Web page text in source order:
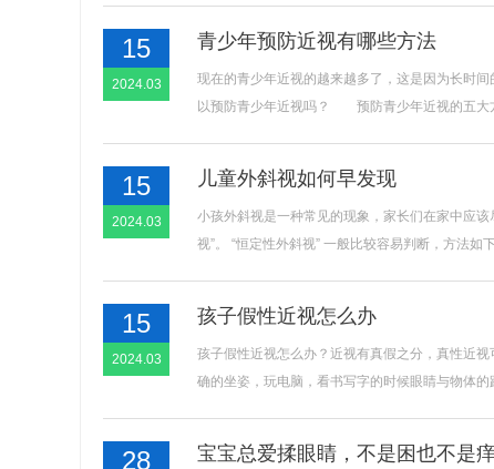
15
2024.03
青少年预防近视有哪些方法
现在的青少年近视的越来越多了，这是因为长时
以预防青少年近视吗？ 预防青少年近视的
15
2024.03
儿童外斜视如何早发现
小孩外斜视是一种常见的现象，家长们在家中应
视”。 “恒定性外斜视” 一般比较容易判断，方法如
15
2024.03
孩子假性近视怎么办
孩子假性近视怎么办？近视有真假之分，真性近
确的坐姿，玩电脑，看书写字的时候眼睛与物体的
28 宝宝总爱揉眼睛，不是困也不是
/副主任医师 张璐/主治医师